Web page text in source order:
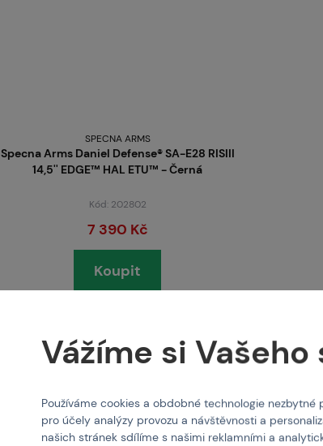
SPECNA ARMS
Specna Arms Daniel Defense® SA-E28 RISIII
14,5'' EDGE™ HAL ETU™ - Černá
Kód: 202802
7 390 Kč
Koupit
Vážíme si
Používáme cookies a obdobné technologie
pro účely analýzy provozu a návštěvnosti a
našich stránek sdílíme s našimi reklamními a